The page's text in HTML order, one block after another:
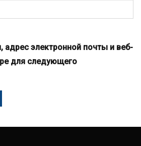
адрес электронной почты и веб-
для следующего